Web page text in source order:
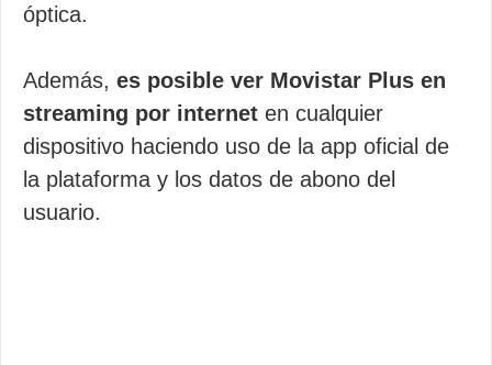
óptica.
Además, es posible ver Movistar Plus en
streaming por internet en cualquier
dispositivo haciendo uso de la app oficial de
la plataforma y los datos de abono del
usuario.